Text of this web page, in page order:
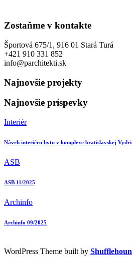
Zostaňme v kontakte
Športová 675/1, 916 01 Stará Turá
+421 910 331 852
info@parchitekti.sk
Najnovšie projekty
Najnovšie príspevky
Interiér
Návrh interiéru bytu v komplexe bratislavskej
ASB
ASB 11/2025
Archinfo
Archinfo 09/2025
WordPress Theme built by